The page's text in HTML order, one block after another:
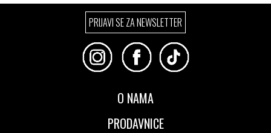
Izaberi željeni broj: Izaberi željeni broj:
PRIJAVI SE ZA NEWSLETTER
O NAMA
PRODAVNICE